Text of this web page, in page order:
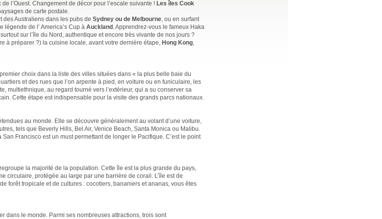
l’Ouest. Changement de décor pour l’escale suivante ! Les îles Cook
de carte postale.
des Australiens dans les pubs de Sydney ou de Melbourne, ou en surfant
de l’ America’s Cup à Auckland . Apprendrez-vous le fameux Haka
sur l’île du Nord, authentique et encore très vivante de nos jours ?
à préparer ?) la cuisine locale, avant votre dernière étape, Hong Kong,
choix dans la liste des villes situées dans « la plus belle baie du
et des rues que l’on arpente à pied, en voiture ou en funiculaire, les
multiethnique, au regard tourné vers l’extérieur, qui a su conserver sa
Cette étape est indispensable pour la visite des grands parcs nationaux.
au monde. Elle se découvre généralement au volant d’une voiture,
tels que Beverly Hills, Bel Air, Venice Beach, Santa Monica ou Malibu.
Francisco est un must permettant de longer le Pacifique. C’est le point
la majorité de la population. Cette île est la plus grande du pays,
circulaire, protégée au large par une barrière de corail. L’île est de
forêt tropicale et de cultures : cocotiers, bananiers et ananas, vous êtes
dans le monde. Parmi ses nombreuses attractions, trois sont